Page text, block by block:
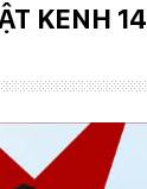
KENH 14